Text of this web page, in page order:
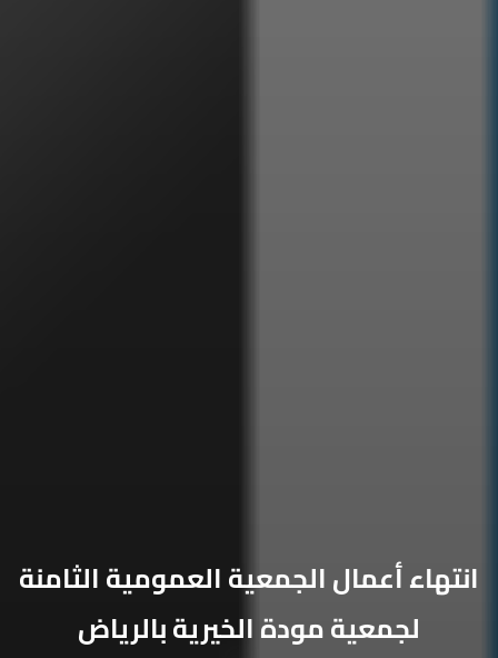
انتهاء أعمال الجمعية العمومية الثامنة
لجمعية مودة الخيرية بالرياض